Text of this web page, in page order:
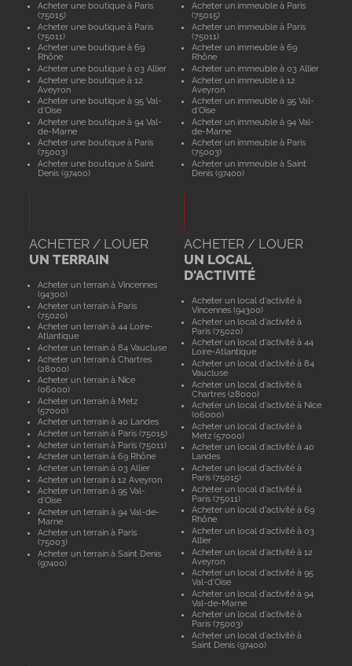
Acheter une boutique à Paris
(75015)
Acheter une boutique à Paris
(75011)
Acheter une boutique à 69
Rhône
Acheter une boutique à 03 Allier
Acheter une boutique à 12
Aveyron
Acheter une boutique à 95 Val-
d'Oise
Acheter une boutique à 94 Val-
de-Marne
Acheter une boutique à Paris
(75003)
Acheter une boutique à Saint
Denis (97400)
Acheter un immeuble à Paris
(75015)
Acheter un immeuble à Paris
(75011)
Acheter un immeuble à 69
Rhône
Acheter un immeuble à 03 Allier
Acheter un immeuble à 12
Aveyron
Acheter un immeuble à 95 Val-
d'Oise
Acheter un immeuble à 94 Val-
de-Marne
Acheter un immeuble à Paris
(75003)
Acheter un immeuble à Saint
Denis (97400)
ACHETER / LOUER
UN TERRAIN
Acheter un terrain à Vincennes
(94300)
Acheter un terrain à Paris
(75020)
Acheter un terrain à 44 Loire-
Atlantique
Acheter un terrain à 84 Vaucluse
Acheter un terrain à Chartres
(28000)
Acheter un terrain à Nice
(06000)
Acheter un terrain à Metz
(57000)
Acheter un terrain à 40 Landes
Acheter un terrain à Paris (75015)
Acheter un terrain à Paris (75011)
Acheter un terrain à 69 Rhône
Acheter un terrain à 03 Allier
Acheter un terrain à 12 Aveyron
Acheter un terrain à 95 Val-
d'Oise
Acheter un terrain à 94 Val-de-
Marne
Acheter un terrain à Paris
(75003)
Acheter un terrain à Saint Denis
(97400)
ACHETER / LOUER
UN LOCAL
D'ACTIVITÉ
Acheter un local d'activité à
Vincennes (94300)
Acheter un local d'activité à
Paris (75020)
Acheter un local d'activité à 44
Loire-Atlantique
Acheter un local d'activité à 84
Vaucluse
Acheter un local d'activité à
Chartres (28000)
Acheter un local d'activité à Nice
(06000)
Acheter un local d'activité à
Metz (57000)
Acheter un local d'activité à 40
Landes
Acheter un local d'activité à
Paris (75015)
Acheter un local d'activité à
Paris (75011)
Acheter un local d'activité à 69
Rhône
Acheter un local d'activité à 03
Allier
Acheter un local d'activité à 12
Aveyron
Acheter un local d'activité à 95
Val-d'Oise
Acheter un local d'activité à 94
Val-de-Marne
Acheter un local d'activité à
Paris (75003)
Acheter un local d'activité à
Saint Denis (97400)